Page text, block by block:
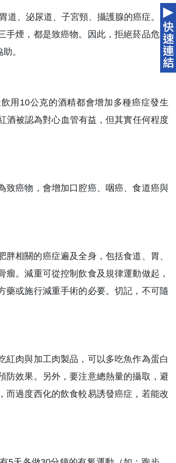
道、泌尿道、子宮頸、攝護腺的癌症。除
手煙，都是致癌物。因此，拒絕菸品危害
。
用10公克的酒精都會增加多種癌症發生
酒被認為對心血管有益，但其實任何程度
致癌物，會增加口腔癌、咽癌、食道癌與
相關的癌症遍及全身，包括食道、胃、
。減重可從控制飲食及規律運動做起，
藥或施行減重手術的必要。切記，不可隨
肉與加工肉製品，可以多吃魚作為蛋白
防效果。另外，要注意總熱量的攝取，避
而過度西化的飲食較易誘發癌症，若能改